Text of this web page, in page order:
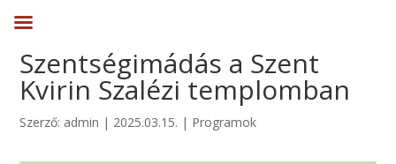
Szentségimádás a Szent
Kvirin Szalézi templomban
Szerző: admin | 2025.03.15. | Programok